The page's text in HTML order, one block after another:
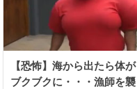
【恐怖】海から出たら体が
ブクブクに・・・漁師を襲